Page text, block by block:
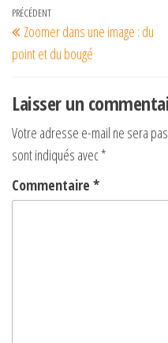
Navigation
de
l’article
Article
précédent
PRÉCÉDENT
Zoomer dans une image : du
point et du bougé
Laisser un
Votre adresse e-mail ne sera
sont indiqués avec*
Commentaire *